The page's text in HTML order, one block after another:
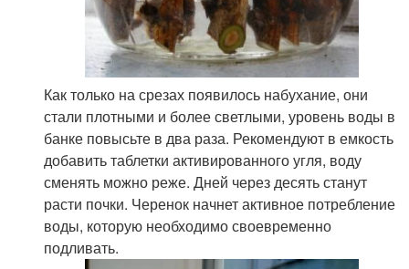
Как только на срезах появилось набухание, они
стали плотными и более светлыми, уровень воды в
банке повысьте в два раза. Рекомендуют в емкость
добавить таблетки активированного угля, воду
сменять можно реже. Дней через десять станут
расти почки. Черенок начнет активное потребление
воды, которую необходимо своевременно
подливать.